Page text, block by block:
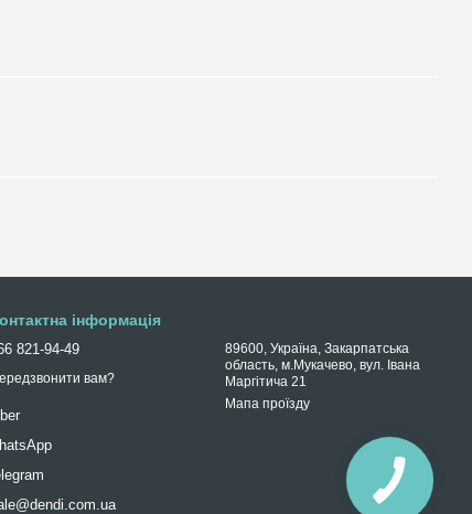
інформація
821-94-49
вам?
89600, Україна, Закарпатська
область, м.Мукачево, вул. Івана
Маргітича 21
Мапа проїзду